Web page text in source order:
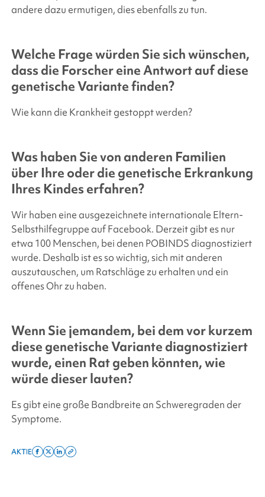
andere dazu ermutigen, dies ebenfalls zu tun.
Welche Frage würden Sie sich wünschen,
dass die Forscher eine Antwort auf diese
genetische Variante finden?
Wie kann die Krankheit gestoppt werden?
Was haben Sie von anderen Familien
über Ihre oder die genetische Erkrankung
Ihres Kindes erfahren?
Wir haben eine ausgezeichnete internationale Eltern-
Selbsthilfegruppe auf Facebook. Derzeit gibt es nur
etwa 100 Menschen, bei denen POBINDS diagnostiziert
wurde. Deshalb ist es so wichtig, sich mit anderen
auszutauschen, um Ratschläge zu erhalten und ein
offenes Ohr zu haben.
Wenn Sie jemandem, bei dem vor kurzem
diese genetische Variante diagnostiziert
wurde, einen Rat geben könnten, wie
würde dieser lauten?
Es gibt eine große Bandbreite an Schweregraden der
Symptome.
AKTIE
ShareShareShareCopy